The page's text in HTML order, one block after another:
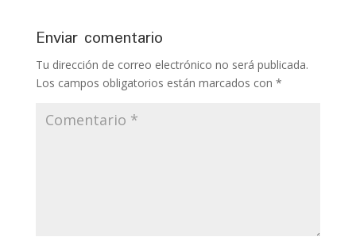
Enviar comentario
Tu dirección de correo electrónico no será publicada.
Los campos obligatorios están marcados con *